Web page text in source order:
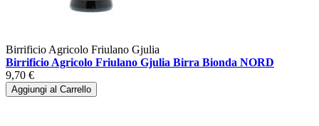
Birrificio Agricolo Friulano Gjulia
Birrificio Agricolo Friulano Gjulia Birra Bionda NORD
9,70 €
Aggiungi al Carrello